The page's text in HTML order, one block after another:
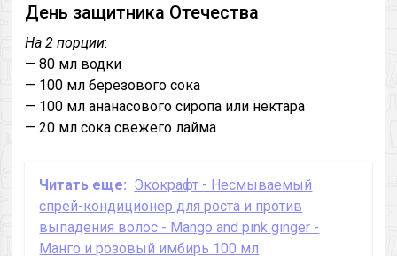
День защитника Отечества
На 2 порции:
— 80 мл водки
— 100 мл березового сока
— 100 мл ананасового сиропа или нектара
— 20 мл сока свежего лайма
Читать еще: Экокрафт - Несмываемый
спрей-кондиционер для роста и против
выпадения волос - Mango and pink ginger -
Манго и розовый имбирь 100 мл